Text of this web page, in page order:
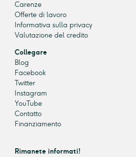
Carenze
Offerte di lavoro
Informativa sulla privacy
Valutazione del credito
Collegare
Blog
Facebook
Twitter
Instagram
YouTube
Contatto
Finanziamento
Rimanete informati!